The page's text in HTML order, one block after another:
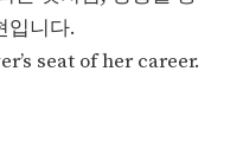
입니다.
seat of her career.